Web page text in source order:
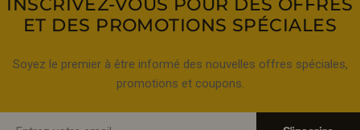
ET DES PROMOTIONS SPÉCIALES
Soyez le premier à être informé des nouvelles offres spéciales,
promotions et coupons.